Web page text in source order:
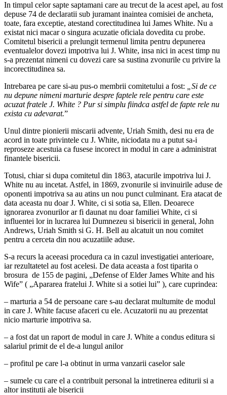
In timpul celor sapte saptamani care au trecut de la acest apel, au fost
depuse 74 de declaratii sub juramant inaintea comisiei de ancheta,
toate, fara exceptie, atestand corectitudinea lui James White. Nu a
existat nici macar o singura acuzatie oficiala dovedita cu probe.
Comitetul bisericii a prelungit termenul limita pentru depunerea
eventualelor dovezi impotriva lui J. White, insa nici in acest timp nu
s-a prezentat nimeni cu dovezi care sa sustina zvonurile cu privire la
incorectitudinea sa.
Intrebarea pe care si-au pus-o membrii comitetului a fost:
„Si de ce
nu depune nimeni marturie despre faptele rele pentru care este
acuzat fratele J. White ? Pur si simplu fiindca astfel de fapte rele nu
exista cu adevarat.”
Unul dintre pionierii miscarii advente, Uriah Smith, desi nu era de
acord in toate privintele cu J. White, niciodata nu a putut sa-i
reproseze acestuia ca fusese incorect in modul in care a administrat
finantele bisericii.
Totusi, chiar si dupa comitetul din 1863, atacurile impotriva lui J.
White nu au incetat. Astfel, in 1869, zvonurile si invinuirile aduse de
oponenti impotriva sa au atins un nou punct culminant. Era atacat de
data aceasta nu doar J. White, ci si sotia sa, Ellen. Deoarece
ignorarea zvonurilor ar fi daunat nu doar familiei White, ci si
influentei lor in lucrarea lui Dumnezeu si bisericii in general, John
Andrews, Uriah Smith si G. H. Bell au alcatuit un nou comitet
pentru a cerceta din nou acuzatiile aduse.
S-a recurs la aceeasi procedura ca in cazul investigatiei anterioare,
iar rezultatetel au fost acelesi. De data aceasta a fost tiparita o
brosura de 155 de pagini, „Defense of Elder James White and his
Wife” ( „Apararea fratelui J. White si a sotiei lui” ), care cuprindea:
– marturia a 54 de persoane care s-au declarat multumite de modul
in care J. White facuse afaceri cu ele. Acuzatorii nu au prezentat
nicio marturie impotriva sa.
– a fost dat un raport de modul in care J. White a condus editura si
salariul primit de el de-a lungul anilor
– profitul pe care l-a obtinut in urma vanzarii caselor sale
– sumele cu care el a contribuit personal la intretinerea editurii si a
altor institutii ale bisericii